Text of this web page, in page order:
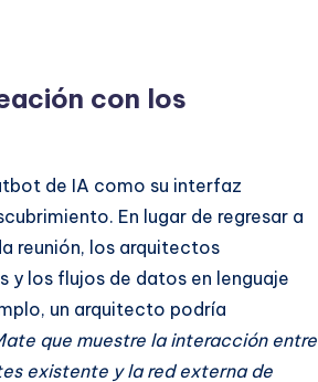
con los
de IA como su interfaz
En lugar de regresar a
reunión, los arquitectos
y los flujos de datos en lenguaje
un arquitecto podría
que muestre la interacción entre
existente y la red externa de